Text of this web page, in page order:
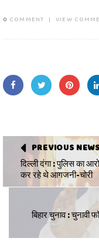
0 COMMENT | VIEW
PREVIOUS
दिल्ली दंगा : पुलिस का
कर रहे थे आगजनी-चोरी
बिहार चुनाव :